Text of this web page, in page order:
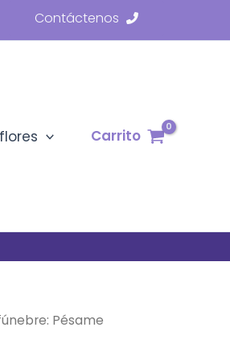
Contáctenos
Carrito
Pésame